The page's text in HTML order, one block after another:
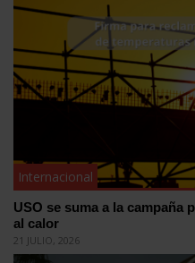
Internacional
USO se suma a la campaña
al calor
21 JULIO, 2026